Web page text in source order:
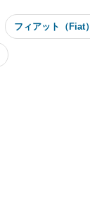
フィアット（Fiat）